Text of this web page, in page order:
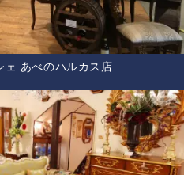
ェ あべのハルカス店